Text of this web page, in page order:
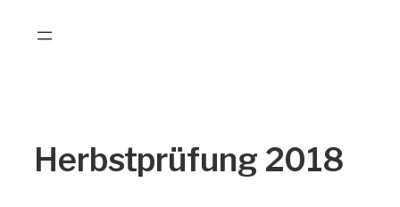
Inhalt
Herbstprüfung 2018